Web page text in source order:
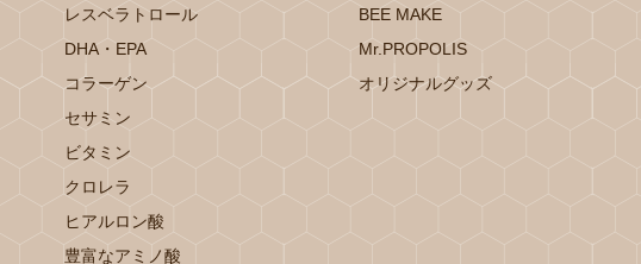
レスベラトロール
DHA・EPA
コラーゲン
セサミン
ビタミン
クロレラ
ヒアルロン酸
豊富なアミノ酸
BEE MAKE
Mr.PROPOLIS
オリジナルグッズ